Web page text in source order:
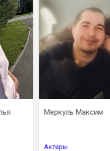
Меркуль Максим
Актеры